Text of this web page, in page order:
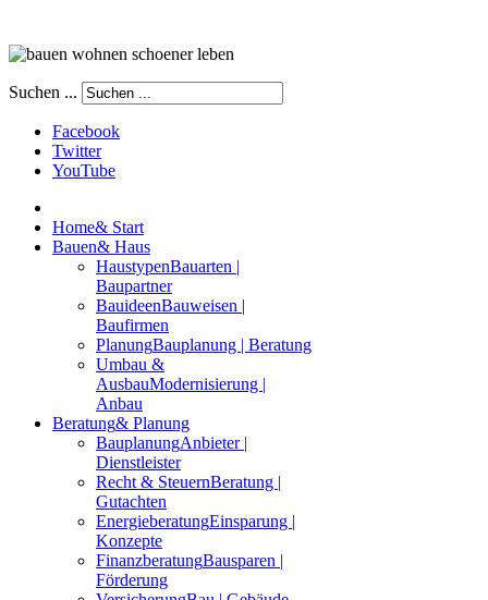
Suchen ...
Facebook
Twitter
YouTube
Home& Start
Bauen& Haus
HaustypenBauarten |
Baupartner
BauideenBauweisen |
Baufirmen
PlanungBauplanung | Beratung
Umbau &
AusbauModernisierung |
Anbau
Beratung& Planung
BauplanungAnbieter |
Dienstleister
Recht & SteuernBeratung |
Gutachten
EnergieberatungEinsparung |
Konzepte
FinanzberatungBausparen |
Förderung